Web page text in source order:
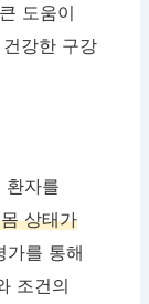
도움이
강한 구강
환자를
상태가
가를 통해
조건의